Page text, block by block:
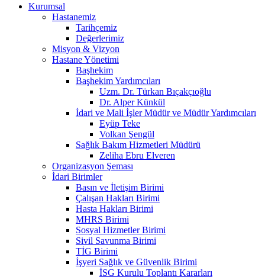
Kurumsal
Hastanemiz
Tarihçemiz
Değerlerimiz
Misyon & Vizyon
Hastane Yönetimi
Başhekim
Başhekim Yardımcıları
Uzm. Dr. Türkan Bıçakçıoğlu
Dr. Alper Künkül
İdari ve Mali İşler Müdür ve Müdür Yardımcıları
Eyüp Teke
Volkan Şengül
Sağlık Bakım Hizmetleri Müdürü
Zeliha Ebru Elveren
Organizasyon Şeması
İdari Birimler
Basın ve İletişim Birimi
Çalışan Hakları Birimi
Hasta Hakları Birimi
MHRS Birimi
Sosyal Hizmetler Birimi
Sivil Savunma Birimi
TİG Birimi
İşyeri Sağlık ve Güvenlik Birimi
İSG Kurulu Toplantı Kararları